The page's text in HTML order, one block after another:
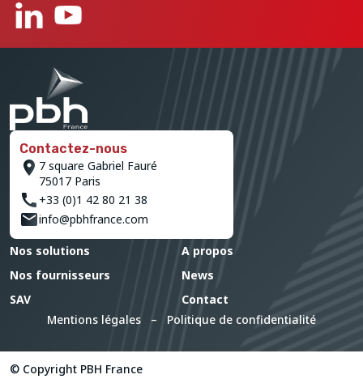
Contactez-nous
7 square Gabriel Fauré
75017 Paris
+33 (0)1 42 80 21 38
info@pbhfrance.com
Nos solutions
Nos fournisseurs
SAV
A propos
News
Contact
Mentions légales – Politique de confidentialité
© Copyright PBH France